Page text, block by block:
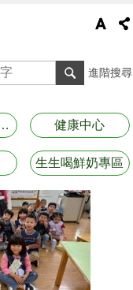
進階搜尋
資源資訊 健康中心
生生喝鮮奶專區